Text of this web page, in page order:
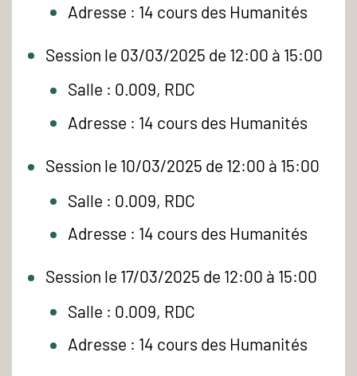
Adresse : 14 cours des Humanités
Session le 03/03/2025 de 12:00 à 15:00
Salle : 0.009, RDC
Adresse : 14 cours des Humanités
Session le 10/03/2025 de 12:00 à 15:00
Salle : 0.009, RDC
Adresse : 14 cours des Humanités
Session le 17/03/2025 de 12:00 à 15:00
Salle : 0.009, RDC
Adresse : 14 cours des Humanités